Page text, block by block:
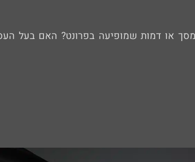
או דמות שמופיעה בפרונט? האם בעל